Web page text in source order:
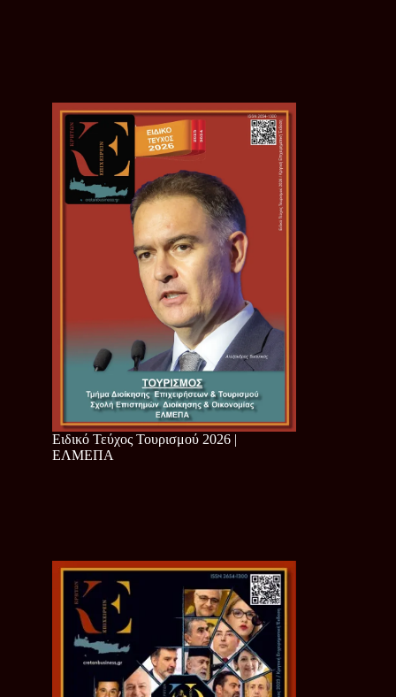
Ειδικό Τεύχος Τουρισμού 2026 |
ΕΛΜΕΠΑ